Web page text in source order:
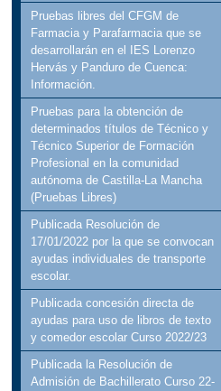
Pruebas libres del CFGM de
Farmacia y Parafarmacia que se
desarrollarán en el IES Lorenzo
Hervás y Panduro de Cuenca:
Información.
Pruebas para la obtención de
determinados títulos de Técnico y
Técnico Superior de Formación
Profesional en la comunidad
autónoma de Castilla-La Mancha
(Pruebas Libres)
Publicada Resolución de
17/01/2022 por la que se convocan
ayudas individuales de transporte
escolar.
Publicada concesión directa de
ayudas para uso de libros de texto
y comedor escolar Curso 2022/23
Publicada la Resolución de
Admisión de Bachillerato Curso 22-